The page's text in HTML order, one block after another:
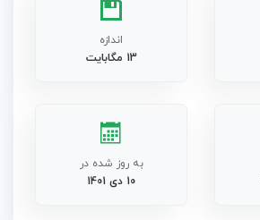
اندازه
13 مگابایت
به روز شده در
10 دی 1401